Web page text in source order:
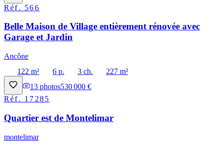
Réf. 566
Belle Maison de Village entièrement rénovée avec
Garage et Jardin
Ancône
122 m²
6 p. 3 ch.
227 m²
13 photos530 000 €
Réf. 17285
Quartier est de Montelimar
montelimar